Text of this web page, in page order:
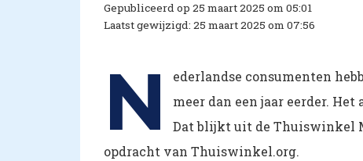
Gepubliceerd op 25 maart 2025 om 05:01
Laatst gewijzigd: 25 maart 2025 om 07:56
N
ederlandse consumenten
meer dan een jaar eerder.
Dat blijkt uit de Thuiswinkel
opdracht van Thuiswinkel.org.